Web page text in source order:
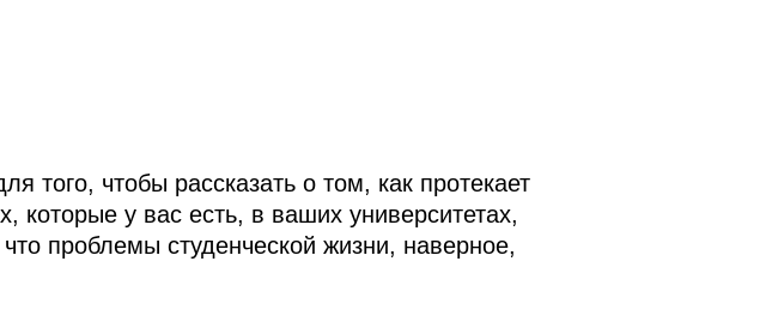
того, чтобы рассказать о том, как протекает
которые у вас есть, в ваших университетах,
проблемы студенческой жизни, наверное,